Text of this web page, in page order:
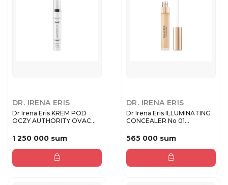
DR. IRENA ERIS
Dr Irena Eris KREM POD
OCZY AUTHORITY OVAC
1 250 000 sum
DR. IRENA ERIS
Dr Irena Eris ILLUMINATING
CONCEALER No 01
565 000 sum